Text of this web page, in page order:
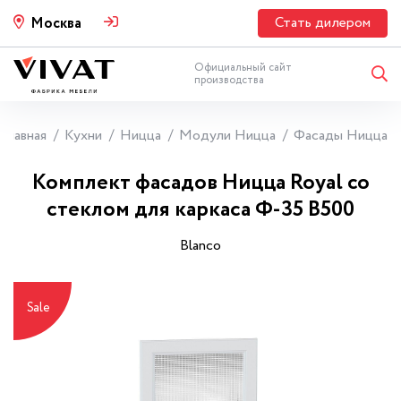
Москва Стать дилером
Официальный сайт
производства
Главная Кухни Ницца Модули Ницца Фасады Ницца
Комплект фасадов Ницца Royal со
стеклом для каркаса Ф-35 В500
Blanco
Sale